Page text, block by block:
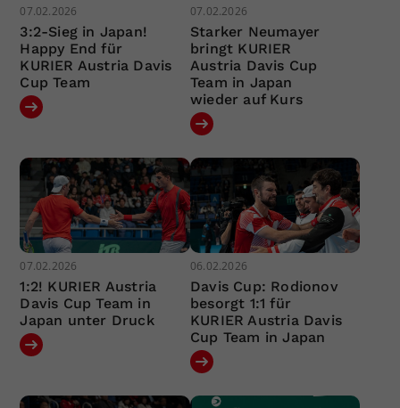
07.02.2026
3:2-Sieg in Japan!
Happy End für
KURIER Austria Davis
Cup Team
07.02.2026
Starker Neumayer
bringt KURIER
Austria Davis Cup
Team in Japan
wieder auf Kurs
07.02.2026
1:2! KURIER Austria
Davis Cup Team in
Japan unter Druck
06.02.2026
Davis Cup: Rodionov
besorgt 1:1 für
KURIER Austria Davis
Cup Team in Japan